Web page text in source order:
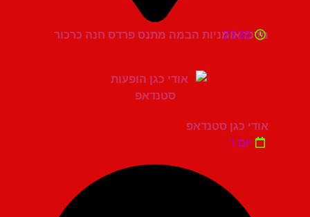
מרכז אומניות הבמה מתנס פרדס חנה כרכור
21:30
אודי כגן סטנדאפ
יום ו'